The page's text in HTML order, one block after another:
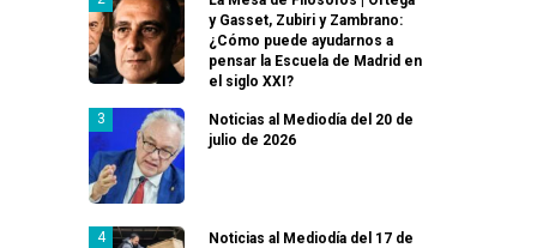
y Gasset, Zubiri y Zambrano:
¿Cómo puede ayudarnos a
pensar la Escuela de Madrid en
el siglo XXI?
Noticias al Mediodía del 20 de
julio de 2026
Noticias al Mediodía del 17 de